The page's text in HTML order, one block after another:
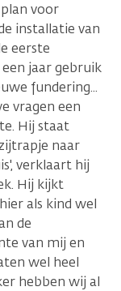
voor
installatie van
eerste
jaar gebruik
fundering...
vragen een
Hij staat
naar
verklaart hij
Hij kijkt
als kind wel
de
van mij en
wel heel
hebben wij al